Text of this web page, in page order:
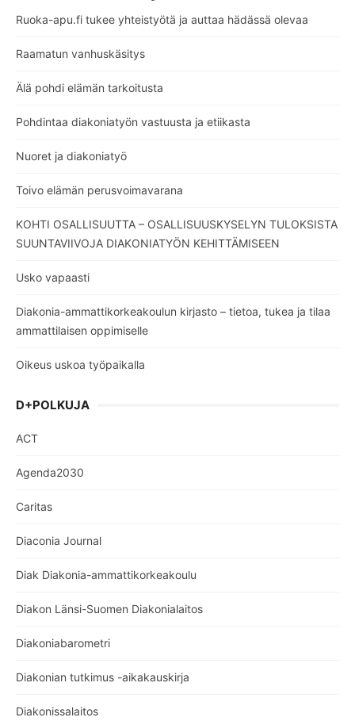
Ruoka-apu.fi tukee yhteistyötä ja auttaa hädässä olevaa
Raamatun vanhuskäsitys
Älä pohdi elämän tarkoitusta
Pohdintaa diakoniatyön vastuusta ja etiikasta
Nuoret ja diakoniatyö
Toivo elämän perusvoimavarana
KOHTI OSALLISUUTTA – OSALLISUUSKYSELYN TULOKSISTA
SUUNTAVIIVOJA DIAKONIATYÖN KEHITTÄMISEEN
Usko vapaasti
Diakonia-ammattikorkeakoulun kirjasto – tietoa, tukea ja tilaa
ammattilaisen oppimiselle
Oikeus uskoa työpaikalla
D+POLKUJA
ACT
Agenda2030
Caritas
Diaconia Journal
Diak Diakonia-ammattikorkeakoulu
Diakon Länsi-Suomen Diakonialaitos
Diakoniabarometri
Diakonian tutkimus -aikakauskirja
Diakonissalaitos